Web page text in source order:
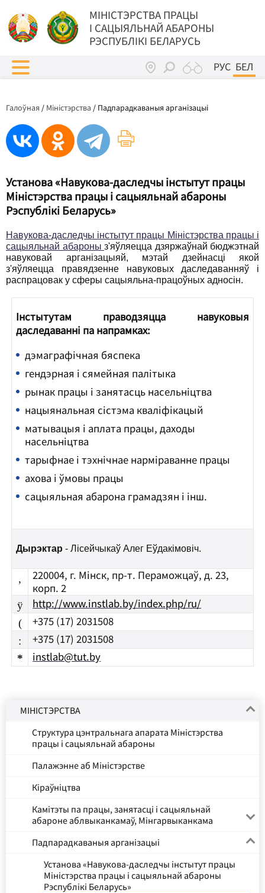
МIНIСТЭРСТВА ПРАЦЫ
I САЦЫЯЛЬНАЙ АБАРОНЫ
РЭСПУБЛІКІ БЕЛАРУСЬ
РУС БЕЛ
Галоўная / Міністэрства / Падпарадкаваныя арганізацыі
Установа «Навукова-даследчы інстытут працы
Міністэрства працы і сацыяльнай абароны
Рэспублікі Беларусь»
Навукова-даследчы інстытут працы Міністэрства працы і
сацыяльнай абароны з'яўляецца дзяржаўнай бюджэтнай
навуковай арганізацыяй, мэтай дзейнасці якой
з'яўляецца правядзенне навуковых даследаванняў і
распрацовак у сферы сацыяльна-працоўных адносін.
Інстытутам праводзяцца навуковыя
даследаванні па напрамках:
дэмаграфічная бяспека
гендэрная і сямейная палітыка
рынак працы і занятасць насельніцтва
нацыянальная сістэма кваліфікацый
матывацыя і аплата працы, даходы
насельніцтва
тарыфнае і тэхнічнае нарміраванне працы
ахова і ўмовы працы
сацыяльная абарона грамадзян і інш.
Дырэктар- Лісейчыкаў Алег Еўдакімовіч.
, 220004, г. Мінск, пр-т. Пераможцаў, д. 23,
корп. 2
ÿ http://www.instlab.by/index.php/ru/
( +375 (17) 2031508
: +375 (17) 2031508
* instlab@tut.by
МІНІСТЭРСТВА
Структура цэнтральнага апарата Міністэрства
працы і сацыяльнай абароны
Палажэнне аб Міністэрстве
Кіраўніцтва
Камітэты па працы, занятасці і сацыяльнай
абароне аблвыканкамаў, Мінгарвыканкама
Падпарадкаваныя арганізацыі
Установа «Навукова-даследчы інстытут працы
Міністэрства працы і сацыяльнай абароны
Рэспублікі Беларусь»